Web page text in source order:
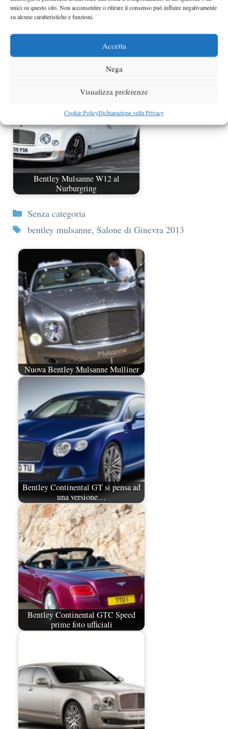
unici su questo sito. Non acconsentire o ritirare il consenso può influire negativamente
su alcune caratteristiche e funzioni.
Accetta
Nega
Visualizza preferenze
Cookie PolicyDichiarazione sulla Privacy
Bentley Hybrid Concept debutta a
Pechino
Bentley Mulsanne W12 al
Nurburgring
Categorie
Senza categoria
Tag
bentley mulsanne, Salone di Ginevra 2013
Nuova Bentley Mulsanne Mulliner
Bentley Continental GT si pensa ad
una versione…
Bentley Continental GTC Speed
prime foto ufficiali